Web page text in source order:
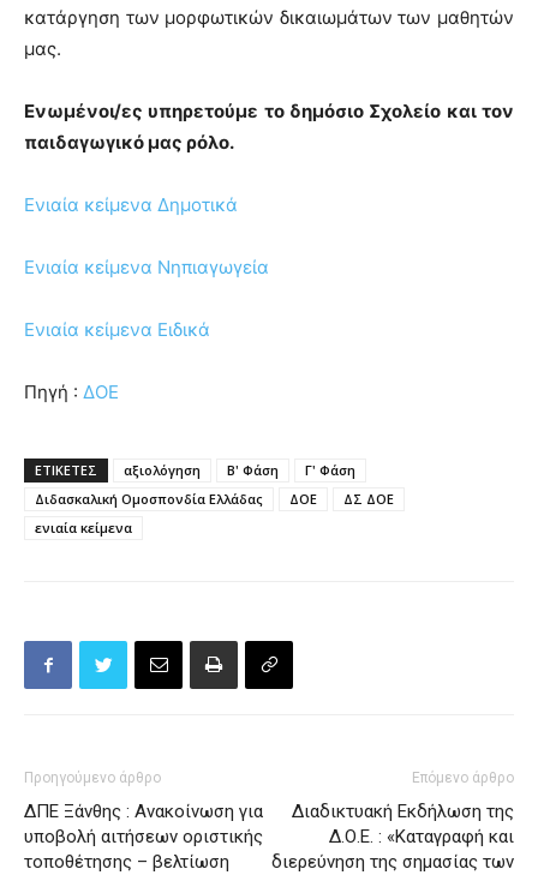
κατάργηση των μορφωτικών δικαιωμάτων των μαθητών
μας.
Ενωμένοι/ες υπηρετούμε το δημόσιο Σχολείο και τον
παιδαγωγικό μας ρόλο.
Ενιαία κείμενα Δημοτικά
Ενιαία κείμενα Νηπιαγωγεία
Ενιαία κείμενα Ειδικά
Πηγή : ΔΟΕ
ΕΤΙΚΕΤΕΣ αξιολόγηση Β' Φάση
Γ' Φάση
Διδασκαλική Ομοσπονδία Ελλάδας
ΔΟΕ
ΔΣ ΔΟΕ
ενιαία κείμενα
Προηγούμενο άρθρο
ΔΠΕ Ξάνθης : Ανακοίνωση για
υποβολή αιτήσεων οριστικής
τοποθέτησης – βελτίωση
Επόμενο άρθρο
Διαδικτυακή Εκδήλωση της
Δ.Ο.Ε. : «Καταγραφή και
διερεύνηση της σημασίας των